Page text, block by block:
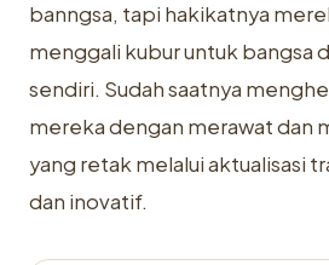
banngsa, tapi hakikatnya
menggali kubur untuk bangsa
sendiri. Sudah saatnya
mereka dengan merawat dan
yang retak melalui aktualisasi
dan inovatif.